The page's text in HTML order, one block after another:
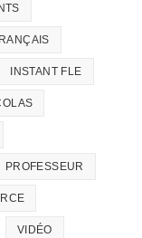
INSTANT FLE
PROFESSEUR
VIDÉO